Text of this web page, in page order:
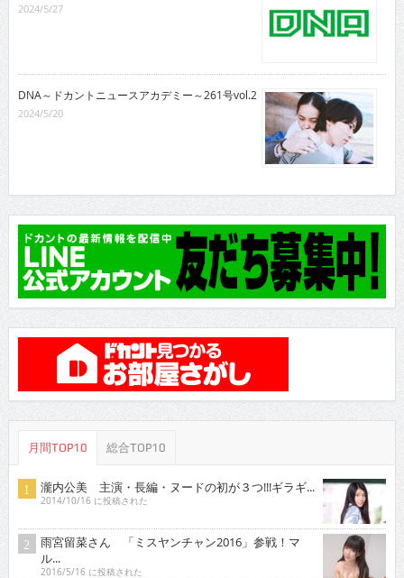
2024/5/27
DNA～ドカントニュースアカデミー～261号vol.2
2024/5/20
月間TOP10 総合TOP10
瀧内公美 主演・長編・ヌードの初が３つ!!!ギラギ...
2014/10/16 に投稿された
雨宮留菜さん 「ミスヤンチャン2016」参戦！マ
ル...
2016/5/16 に投稿された